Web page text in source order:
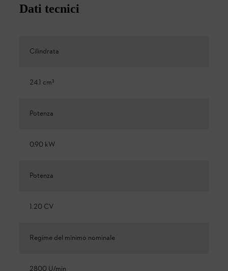
Dati tecnici
Cilindrata
24.1 cm³
Potenza
0.90 kW
Potenza
1.20 CV
Regime del minimo nominale
2800 U/min